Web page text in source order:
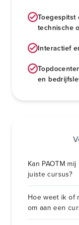
Toegespitst
technische
Interactief
en
Kan PAOTM
juiste cursus?
Hoe weet ik of
om aan een